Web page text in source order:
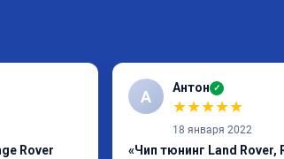
Rover
А Антон ✓
★★★★★
18 января 2022
«Чип тюнинг Land Rover,